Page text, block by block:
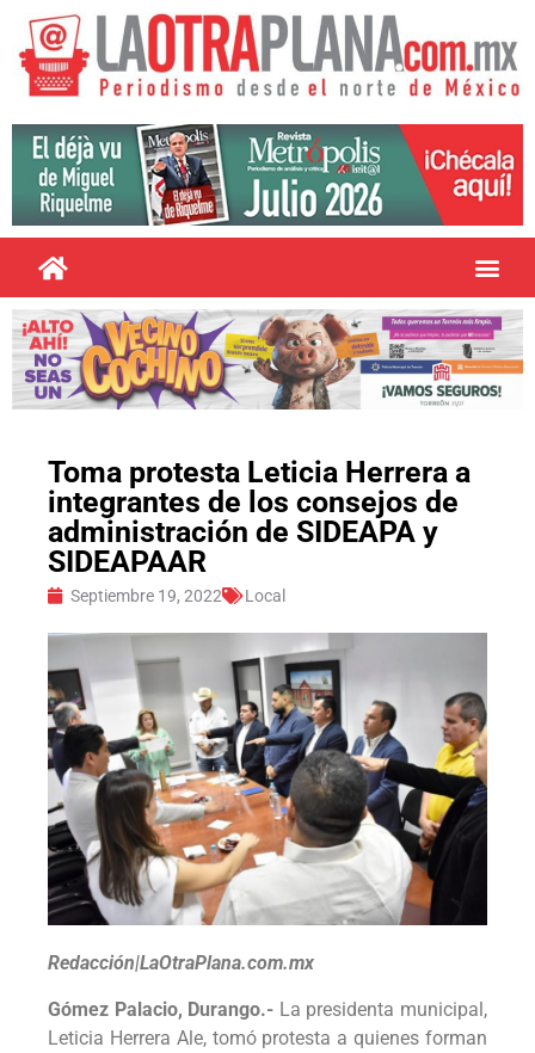
Toma protesta Leticia Herrera a
integrantes de los consejos de
administración de SIDEAPA y
SIDEAPAAR
Septiembre 19, 2022 Local
Redacción|LaOtraPlana.com.mx
Gómez Palacio, Durango.- La presidenta municipal,
Leticia Herrera Ale, tomó protesta a quienes forman